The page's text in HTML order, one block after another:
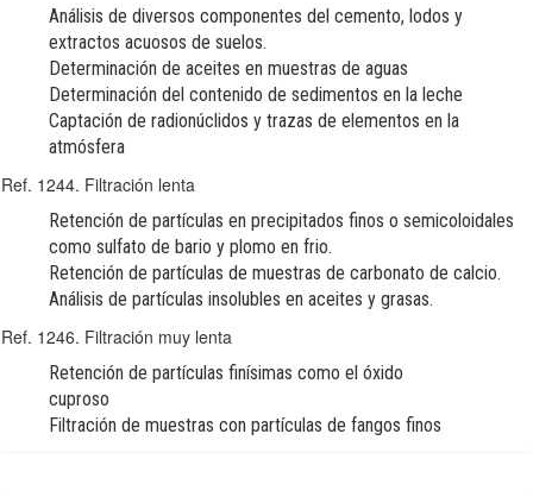
Análisis de diversos componentes del cemento, lodos y
extractos acuosos de suelos.
Determinación de aceites en muestras de aguas
Determinación del contenido de sedimentos en la leche
Captación de radionúclidos y trazas de elementos en la
atmósfera
Ref. 1244. Filtración lenta
Retención de partículas en precipitados finos o semicoloidales
como sulfato de bario y plomo en frio.
Retención de partículas de muestras de carbonato de calcio.
Análisis de partículas insolubles en aceites y grasas.
Ref. 1246. Filtración muy lenta
Retención de partículas finísimas como el óxido
cuproso
Filtración de muestras con partículas de fangos finos